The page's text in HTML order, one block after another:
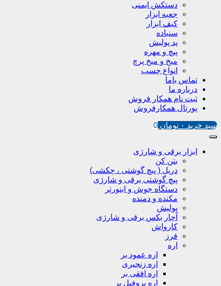
دستکش ایمنی
جعبه ابزار
کیف ابزار
سنباده
پد پولیش
پیچ و مهره
میخ و میخ پرچ
انواع چسب
تماس باما
درباره ما
ثبت نام همکار فروش
پورتال همکارفروش
سبد خرید ۰ تومان 0
ابزار برقی و شارژی
بتن کن
دریل ( پیچ گوشتی ، چکشی)
پیچ گوشتی برقی و شارژی
دستگاه جوش و اینورتر
مکنده و دمنده
پولیش
آچار بکس برقی و شارژی
کارواش
فرز
اره
اره عمود بر
اره زنجیری
اره افقی بر
اره پروفیل پر